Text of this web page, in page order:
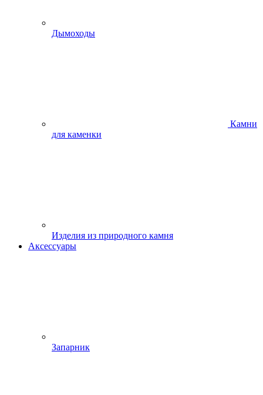
Дымоходы
Камни
для каменки
Изделия из природного камня
Аксессуары
Запарник